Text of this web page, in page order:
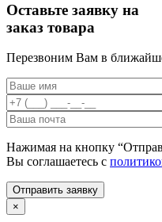
Оставьте заявку на
заказ товара
Перезвоним Вам в
Нажимая на кнопку
Вы соглашаетесь с
×